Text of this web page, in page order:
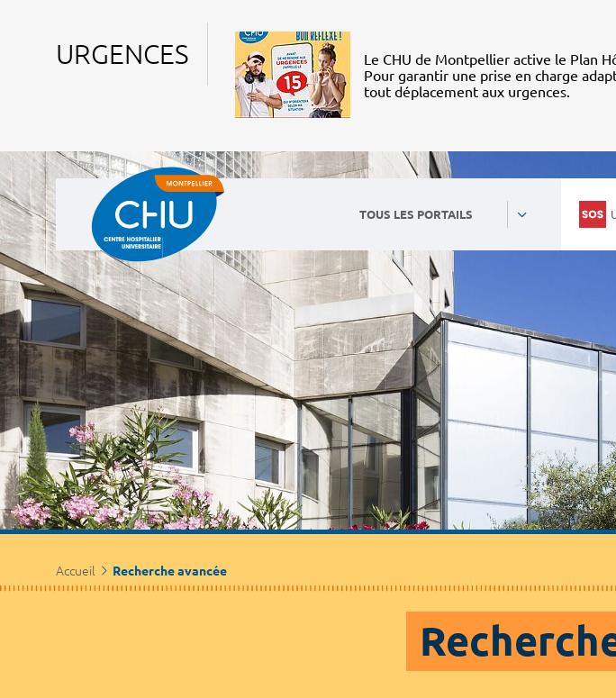
URGENCES
Le CHU de Montpellier active le Plan
Pour garantir une prise en charge
tout déplacement aux urgences.
TOUS LES PORTAILS
Accueil Recherche avancée